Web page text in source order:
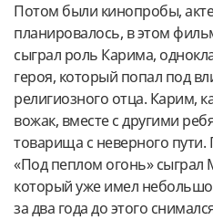
Потом были кинопробы,
планировалось, в этом
сыграл роль Карима,
героя, который попал под
религиозного отца. Карим,
вожак, вместе с другими
товарища с неверного
«Под пеплом огонь»
который уже имел
за два года до этого